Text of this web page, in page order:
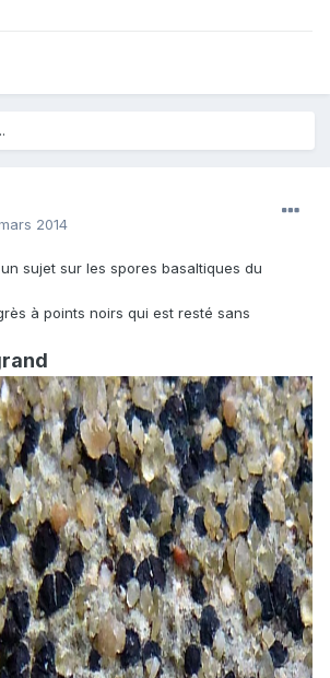
2014
sujet sur les spores basaltiques du
à points noirs qui est resté sans